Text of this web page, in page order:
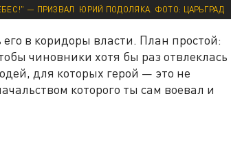
— ПРИЗВАЛ ЮРИЙ ПОДОЛЯКА. ФОТО: ЦАРЬГРАД
в коридоры власти. План простой:
чиновники хотя бы раз отвлеклась
для которых герой — это не
которого ты сам воевал и